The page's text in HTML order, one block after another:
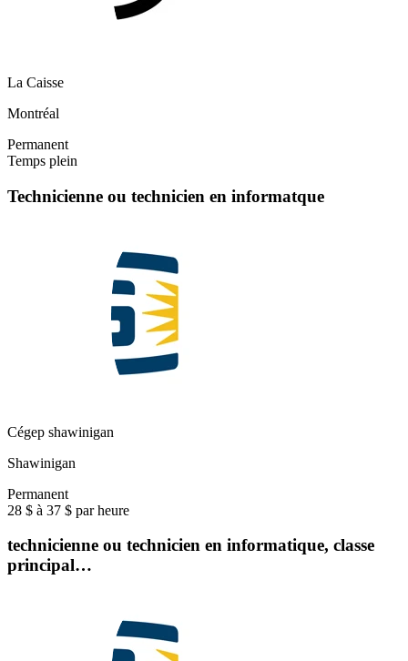
La Caisse
Montréal
Permanent
Temps plein
Technicienne ou technicien en informatque
Cégep shawinigan
Shawinigan
Permanent
28 $ à 37 $ par heure
technicienne ou technicien en informatique, classe
principal…